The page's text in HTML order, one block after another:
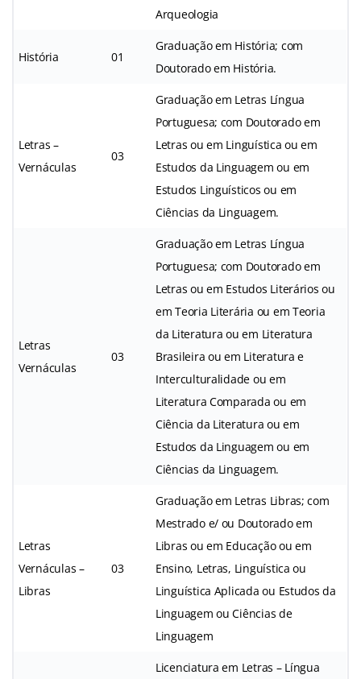
Arqueologia
História 01
Graduação em História; com
Doutorado em História.
Letras –
Vernáculas
03
Graduação em Letras Língua
Portuguesa; com Doutorado em
Letras ou em Linguística ou em
Estudos da Linguagem ou em
Estudos Linguísticos ou em
Ciências da Linguagem.
Letras
Vernáculas
03
Graduação em Letras Língua
Portuguesa; com Doutorado em
Letras ou em Estudos Literários ou
em Teoria Literária ou em Teoria
da Literatura ou em Literatura
Brasileira ou em Literatura e
Interculturalidade ou em
Literatura Comparada ou em
Ciência da Literatura ou em
Estudos da Linguagem ou em
Ciências da Linguagem.
Letras
Vernáculas –
Libras
03
Graduação em Letras Libras; com
Mestrado e/ ou Doutorado em
Libras ou em Educação ou em
Ensino, Letras, Linguística ou
Linguística Aplicada ou Estudos da
Linguagem ou Ciências de
Linguagem
Licenciatura em Letras – Língua